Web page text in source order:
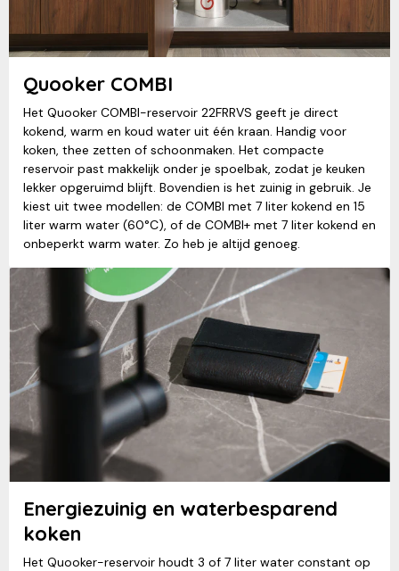
Quooker COMBI
Het Quooker COMBI-reservoir 22FRRVS geeft je direct
kokend, warm en koud water uit één kraan. Handig voor
koken, thee zetten of schoonmaken. Het compacte
reservoir past makkelijk onder je spoelbak, zodat je keuken
lekker opgeruimd blijft. Bovendien is het zuinig in gebruik. Je
kiest uit twee modellen: de COMBI met 7 liter kokend en 15
liter warm water (60°C), of de COMBI+ met 7 liter kokend en
onbeperkt warm water. Zo heb je altijd genoeg.
Energiezuinig en waterbesparend
koken
Het Quooker-reservoir houdt 3 of 7 liter water constant op